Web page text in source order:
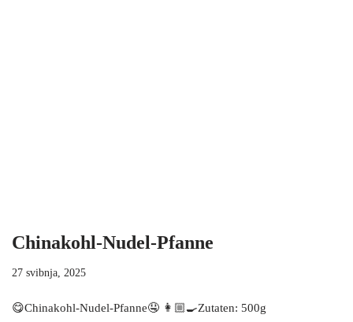
Chinakohl-Nudel-Pfanne
27 svibnja, 2025
😋Chinakohl-Nudel-Pfanne🤤 👩🏼‍🍳Zutaten: 500g